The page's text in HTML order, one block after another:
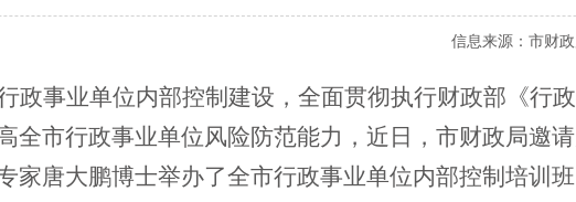
信息来源：市财
政事业单位内部控制建设，全面贯彻执行财政部《行
全市行政事业单位风险防范能力，近日，市财政局邀
家唐大鹏博士举办了全市行政事业单位内部控制培训